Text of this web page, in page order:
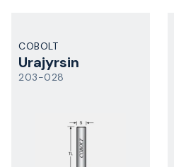
COBOLT
Urajyrsin
203-028